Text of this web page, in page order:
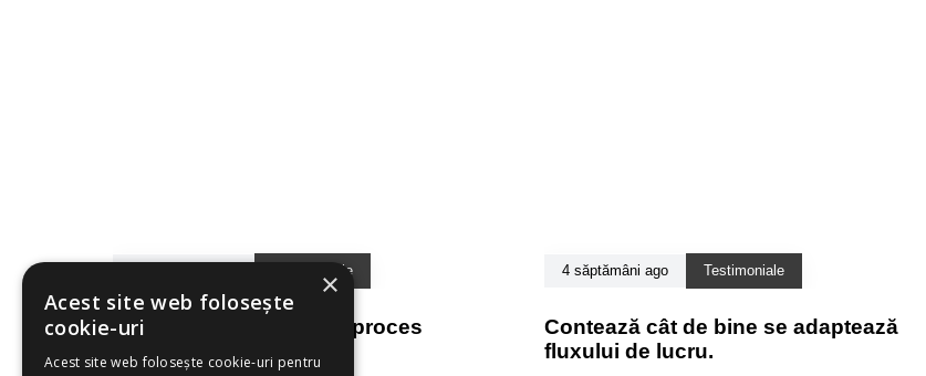
Testimoniale
Recall-ul pacienților un proces
automatizat
4 săptămâni ago Testimoniale
Contează cât de bine se adaptează
fluxului de lucru.
×
Acest site web folosește
cookie-uri
Acest site web folosește cookie-uri pentru